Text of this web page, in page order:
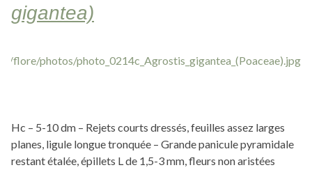
gigantea)
Hc – 5-10 dm – Rejets courts dressés, feuilles assez larges
planes, ligule longue tronquée – Grande panicule pyramidale
restant étalée, épillets L de 1,5-3 mm, fleurs non aristées